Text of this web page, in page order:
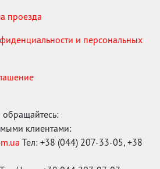
проезда
и персональных
клиентами:
Тел: +38 (044) 207-33-05, +38